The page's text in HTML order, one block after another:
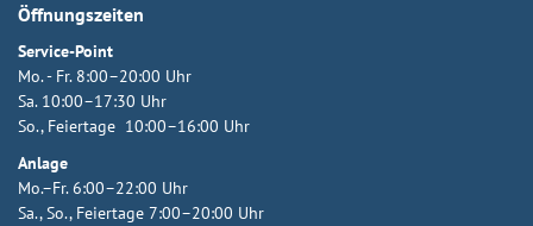
Öffnungszeiten
Service-Point
Mo. - Fr. 8:00–20:00 Uhr
Sa. 10:00–17:30 Uhr
So., Feiertage 10:00–16:00 Uhr
Anlage
Mo.–Fr. 6:00–22:00 Uhr
Sa., So., Feiertage 7:00–20:00 Uhr